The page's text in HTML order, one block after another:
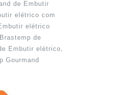
de Embutir
elétrico com
elétrico
de
Embutir elétrico,
Gourmand